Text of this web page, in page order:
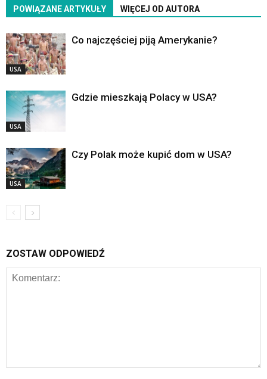
POWIĄZANE ARTYKUŁY WIĘCEJ OD AUTORA
USA
Co najczęściej piją Amerykanie?
USA
Gdzie mieszkają Polacy w USA?
USA
Czy Polak może kupić dom w USA?
ZOSTAW ODPOWIEDŹ